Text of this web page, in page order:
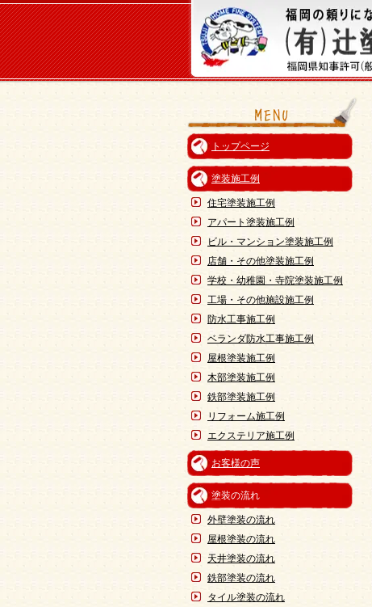
トップページ
塗装施工例
住宅塗装施工例
アパート塗装施工例
ビル・マンション塗装施工例
店舗・その他塗装施工例
学校・幼稚園・寺院塗装施工例
工場・その他施設施工例
防水工事施工例
ベランダ防水工事施工例
屋根塗装施工例
木部塗装施工例
鉄部塗装施工例
リフォーム施工例
エクステリア施工例
お客様の声
塗装の流れ
外壁塗装の流れ
屋根塗装の流れ
天井塗装の流れ
鉄部塗装の流れ
タイル塗装の流れ